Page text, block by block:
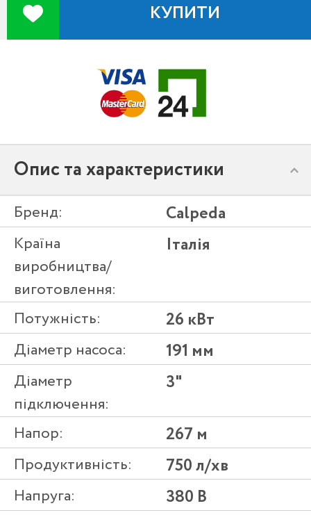
КУПИТИ
Опис та характеристики
Бренд: Calpeda
Країна
виробництва/
виготовлення:
Італія
Потужність: 26 кВт
Діаметр насоса: 191 мм
Діаметр
підключення:
3"
Напор: 267 м
Продуктивність: 750 л/хв
Напруга: 380 В